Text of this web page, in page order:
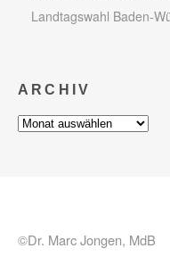
Landtagswahl Baden-
ARCHIV
Archiv
©Dr. Marc Jongen, MdB